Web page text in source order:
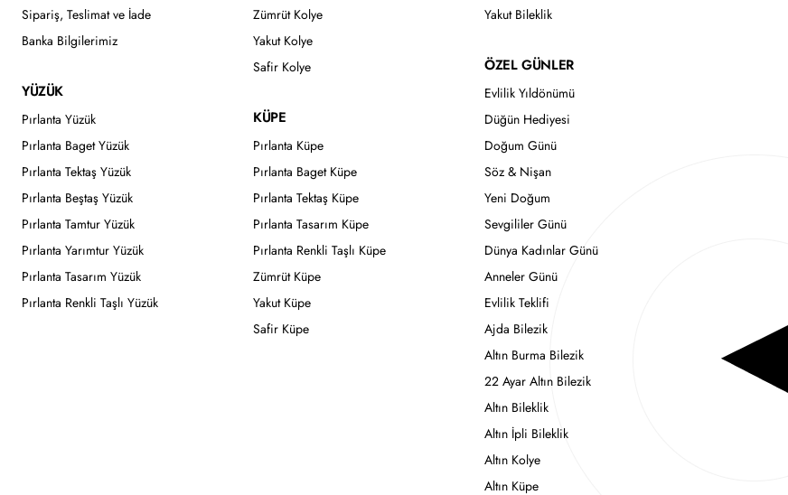
Sipariş, Teslimat ve İade
Banka Bilgilerimiz
YÜZÜK
Pırlanta Yüzük
Pırlanta Baget Yüzük
Pırlanta Tektaş Yüzük
Pırlanta Beştaş Yüzük
Pırlanta Tamtur Yüzük
Pırlanta Yarımtur Yüzük
Pırlanta Tasarım Yüzük
Pırlanta Renkli Taşlı Yüzük
Zümrüt Kolye
Yakut Kolye
Safir Kolye
KÜPE
Pırlanta Küpe
Pırlanta Baget Küpe
Pırlanta Tektaş Küpe
Pırlanta Tasarım Küpe
Pırlanta Renkli Taşlı Küpe
Zümrüt Küpe
Yakut Küpe
Safir Küpe
Yakut Bileklik
ÖZEL GÜNLER
Evlilik Yıldönümü
Düğün Hediyesi
Doğum Günü
Söz & Nişan
Yeni Doğum
Sevgililer Günü
Dünya Kadınlar Günü
Anneler Günü
Evlilik Teklifi
Ajda Bilezik
Altın Burma Bilezik
22 Ayar Altın Bilezik
Altın Bileklik
Altın İpli Bileklik
Altın Kolye
Altın Küpe